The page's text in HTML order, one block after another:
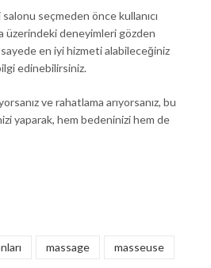
seçmeden önce kullanıcı
üzerindeki deneyimleri gözden
en iyi hizmeti alabileceğiniz
edinebilirsiniz.
ve rahatlama arıyorsanız, bu
yaparak, hem bedeninizi hem de
massage masseuse